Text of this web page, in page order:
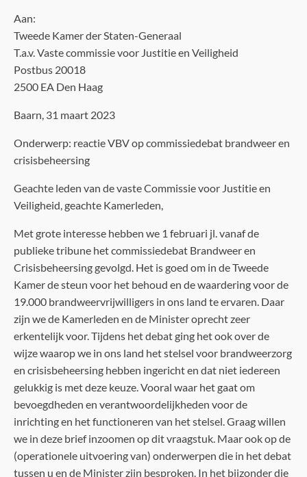
Aan:
Tweede Kamer der Staten-Generaal
T.a.v. Vaste commissie voor Justitie en Veiligheid
Postbus 20018
2500 EA Den Haag
Baarn, 31 maart 2023
Onderwerp: reactie VBV op commissiedebat brandweer en
crisisbeheersing
Geachte leden van de vaste Commissie voor Justitie en
Veiligheid, geachte Kamerleden,
Met grote interesse hebben we 1 februari jl. vanaf de
publieke tribune het commissiedebat Brandweer en
Crisisbeheersing gevolgd. Het is goed om in de Tweede
Kamer de steun voor het behoud en de waardering voor de
19.000 brandweervrijwilligers in ons land te ervaren. Daar
zijn we de Kamerleden en de Minister oprecht zeer
erkentelijk voor. Tijdens het debat ging het ook over de
wijze waarop we in ons land het stelsel voor brandweerzorg
en crisisbeheersing hebben ingericht en dat niet iedereen
gelukkig is met deze keuze. Vooral waar het gaat om
bevoegdheden en verantwoordelijkheden voor de
inrichting en het functioneren van het stelsel. Graag willen
we in deze brief inzoomen op dit vraagstuk. Maar ook op de
(operationele uitvoering van) onderwerpen die in het debat
tussen u en de Minister zijn besproken. In het bijzonder die